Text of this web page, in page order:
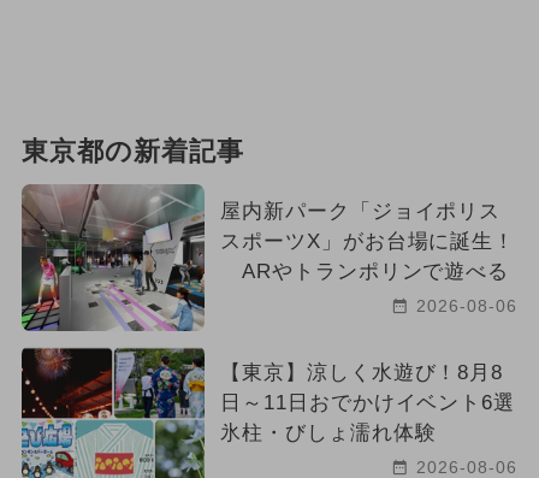
東京都の新着記事
屋内新パーク「ジョイポリス
スポーツX」がお台場に誕生！
ARやトランポリンで遊べる
2026-08-06
【東京】涼しく水遊び！8月8
日～11日おでかけイベント6選
氷柱・びしょ濡れ体験
2026-08-06